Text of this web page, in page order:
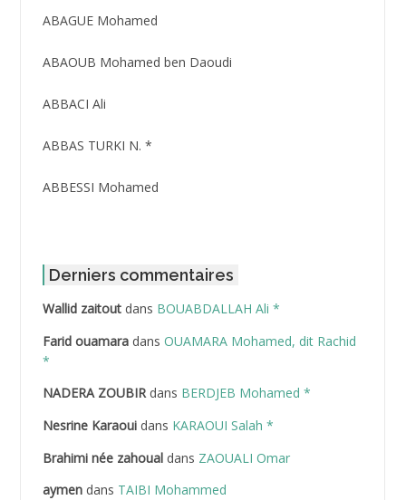
3416
ABAGUE Mohamed
ABAOUB Mohamed ben Daoudi
ABBACI Ali
ABBAS TURKI N. *
ABBESSI Mohamed
ABDAT Amar
ABDEDDAIM Hamid
ABDELAZIZ Mohamed
ABDELHAFID Lakhdar
Derniers commentaires
Wallid zaitoutdans BOUABDALLAH Ali *
Farid ouamaradans OUAMARA Mohamed, dit Rachid
*
NADERA ZOUBIRdans BERDJEB Mohamed *
Nesrine Karaouidans KARAOUI Salah *
Brahimi née zahoualdans ZAOUALI Omar
aymendans TAIBI Mohammed